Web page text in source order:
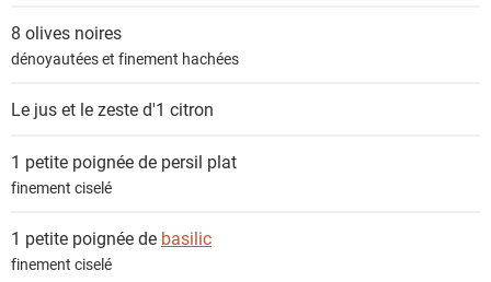
8 olives noires
dénoyautées et finement hachées
Le jus et le zeste d'1 citron
1 petite poignée de persil plat
finement ciselé
1 petite poignée de basilic
finement ciselé